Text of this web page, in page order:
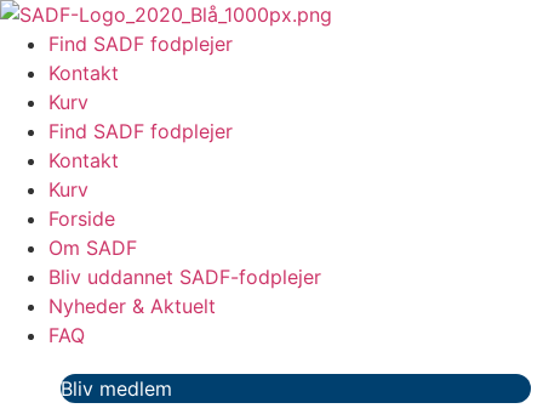
Videre
indhold
Find SADF fodplejer
Kontakt
Kurv
Find SADF fodplejer
Kontakt
Kurv
Forside
Om SADF
Bliv uddannet SADF-fodplejer
Nyheder & Aktuelt
FAQ
Bliv medlem